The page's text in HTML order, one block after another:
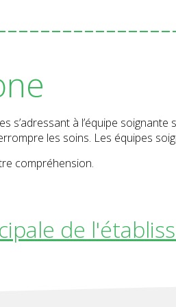
s’adressant à l’équipe soignante
les soins. Les équipes
compréhension.
de